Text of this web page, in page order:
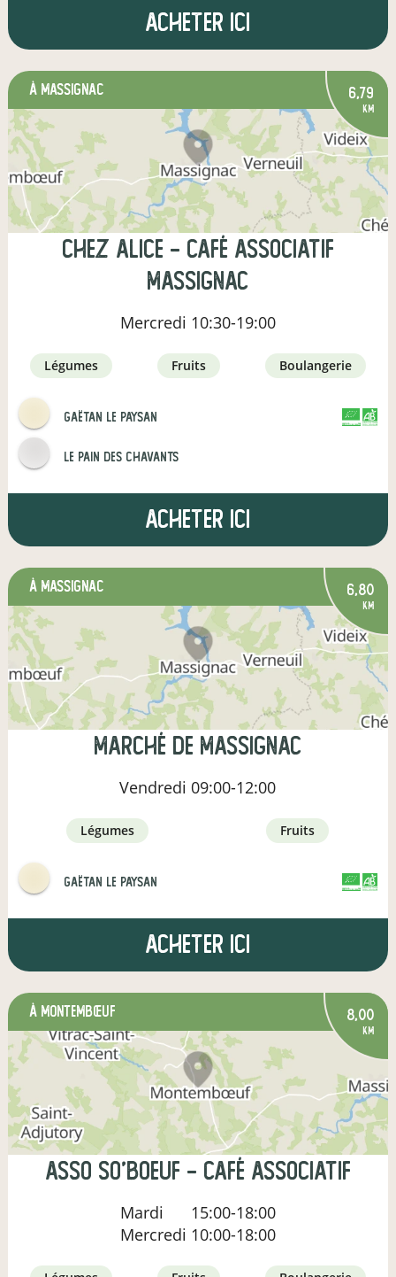
Acheter ici
à Massignac 6,79
km
Chez Alice - café associatif
Massignac
Mercredi 10:30-19:00
légumes fruits boulangerie
Gaëtan le paysan CERTIFIÉ PAR
AGRICULTURE FRANCE
Le pain des Chavants
Acheter ici
à Massignac 6,80
km
Marché de Massignac
Vendredi 09:00-12:00
légumes fruits
Gaëtan le paysan
Acheter ici
à Montembœuf 8,00
km
Asso So'Boeuf - Café associatif
Mardi
15:00-18:00
Mercredi 10:00-18:00